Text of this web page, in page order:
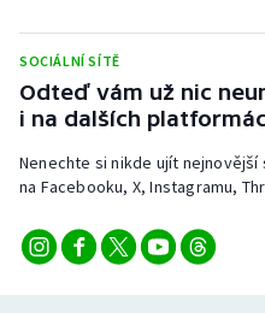
SOCIÁLNÍ SÍTĚ
Odteď vám už nic
i na dalších
Nenechte si nikde ujít
na Facebooku, X, Instagramu,